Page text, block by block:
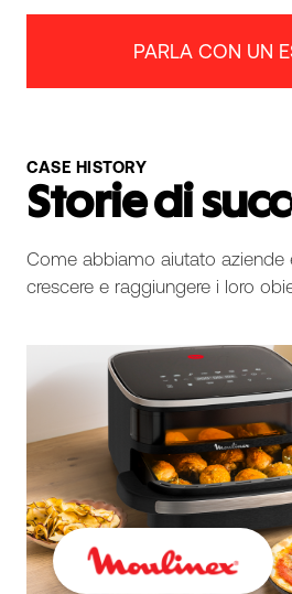
PARLA CON UN
CASE HISTORY
Storie di
Come abbiamo aiutato aziende
crescere e raggiungere i loro